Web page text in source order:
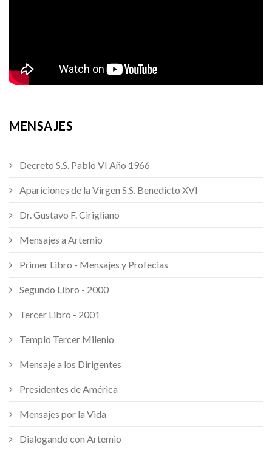
MENSAJES
Decreto S.S. Pablo VI Año 1966
Apariciones de la Virgen S.S. Benedicto XVI
Dr. Gustavo F. Cirigliano
Mensajes a Artemio
Primer Libro - Mensajes y Profecias
Segundo Libro - 2000
Tercer Libro - 2001
Templo Tercer Milenio
Mensaje a los Dirigentes
Presidentes de América
Mensajes por la Vida
Dialogando con Artemio